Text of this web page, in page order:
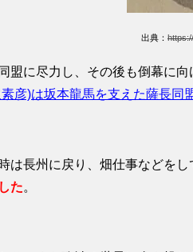
出典：
盟に尽力し、その後も倒幕に向
彦)は坂本龍馬を支えた薩長同
は長州に戻り、畑仕事などをし
た。